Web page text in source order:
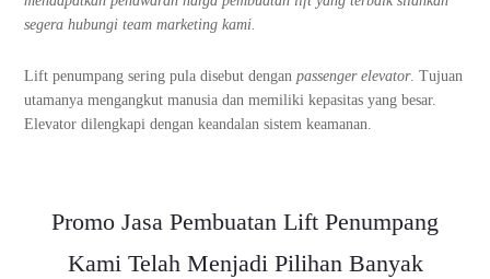
segera hubungi team marketing kami.
Lift penumpang sering pula disebut denganpassenger elevator. Tujuan
utamanya mengangkut manusia dan memiliki kepasitas yang besar.
Elevator dilengkapi dengan keandalan sistem keamanan.
Promo Jasa Pembuatan Lift Penumpang
Kami Telah Menjadi Pilihan Banyak